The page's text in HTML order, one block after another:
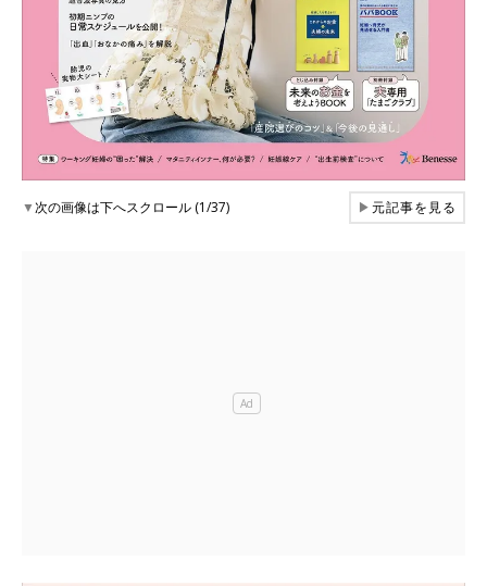
▼次の画像は下へスクロール (1/37) ▶元記事を見る